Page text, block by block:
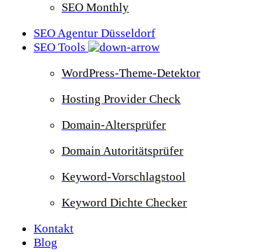
SEO Monthly
SEO Agentur Düsseldorf
SEO Tools
WordPress-Theme-Detektor
Hosting Provider Check
Domain-Altersprüfer
Domain Autoritätsprüfer
Keyword-Vorschlagstool
Keyword Dichte Checker
Kontakt
Blog